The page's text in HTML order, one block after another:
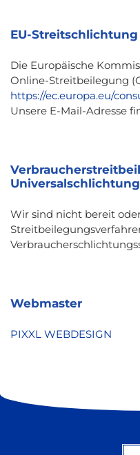
EU-Streitschlichtung
Die Europäische
Online-Streitbeilegung
https://ec.europa.eu/
Unsere E-Mail-Adresse
Wir sind nicht bereit
Webmaster
PIXXL WEBDESIGN